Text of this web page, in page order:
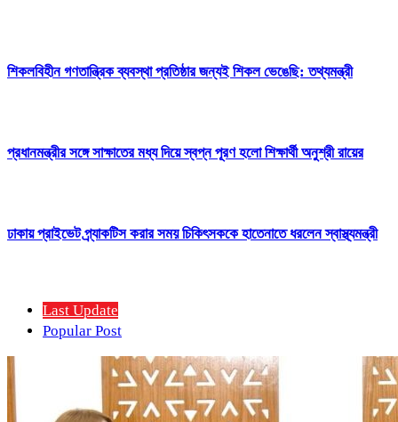
শিকলবিহীন গণতান্ত্রিক ব্যবস্থা প্রতিষ্ঠার জন্যই শিকল ভেঙেছি: তথ্যমন্ত্রী
প্রধানমন্ত্রীর সঙ্গে সাক্ষাতের মধ্য দিয়ে স্বপ্ন পূরণ হলো শিক্ষার্থী অনুশ্রী রায়ের
ঢাকায় প্রাইভেট প্র্যাকটিস করার সময় চিকিৎসককে হাতেনাতে ধরলেন স্বাস্থ্যমন্ত্রী
Last Update
Popular Post